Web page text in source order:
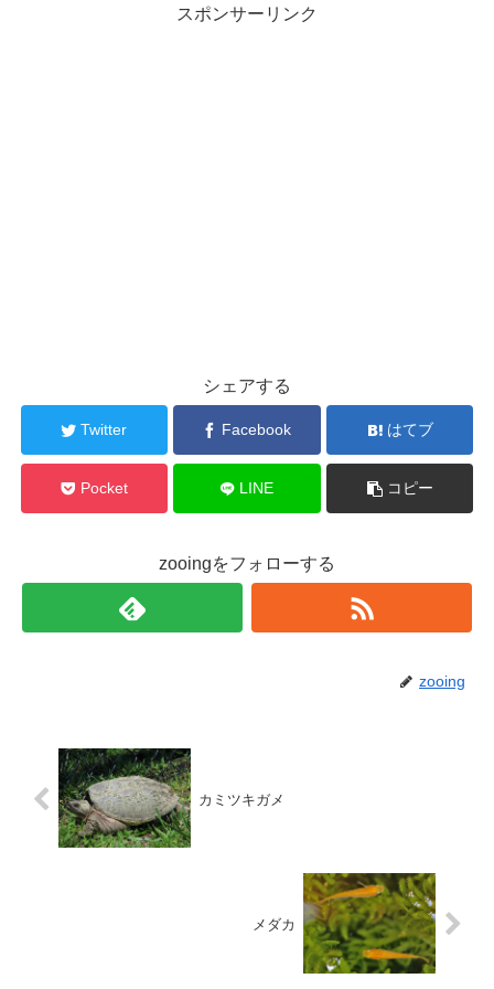
スポンサーリンク
シェアする
Twitter Facebook はてブ
Pocket LINE コピー
zooingをフォローする
zooing
カミツキガメ
メダカ